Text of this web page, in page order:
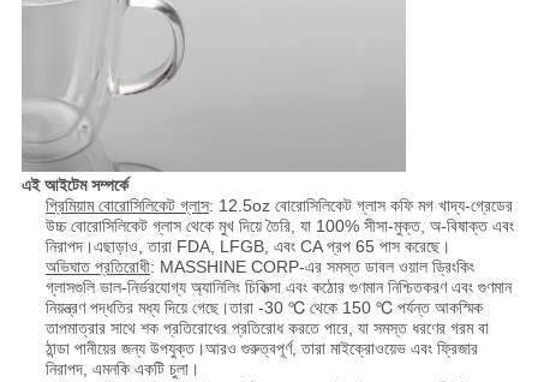
এই আইটেম সম্পর্কে
প্রিমিয়াম বোরোসিলিকেট গ্লাস: 12.5oz বোরোসিলিকেট গ্লাস কফি মগ খাদ্য-গ্রেডের
উচ্চ বোরোসিলিকেট গ্লাস থেকে মুখ দিয়ে তৈরি, যা 100% সীসা-মুক্ত, অ-বিষাক্ত এবং
নিরাপদ।এছাড়াও, তারা FDA, LFGB, এবং CA প্রপ 65 পাস করেছে।
অভিঘাত প্রতিরোধী: MASSHINE CORP-এর সমস্ত ডাবল ওয়াল ড্রিংকিং
গ্লাসগুলি ভাল-নির্ভরযোগ্য অ্যানিলিং চিকিত্সা এবং কঠোর গুণমান নিশ্চিতকরণ এবং গুণমান
নিয়ন্ত্রণ পদ্ধতির মধ্য দিয়ে গেছে।তারা -30 ℃ থেকে 150 ℃ পর্যন্ত আকস্মিক
তাপমাত্রার সাথে শক প্রতিরোধের প্রতিরোধ করতে পারে, যা সমস্ত ধরণের গরম বা
ঠান্ডা পানীয়ের জন্য উপযুক্ত।আরও গুরুত্বপূর্ণ, তারা মাইক্রোওয়েভ এবং ফ্রিজার
নিরাপদ, এমনকি একটি চুলা।